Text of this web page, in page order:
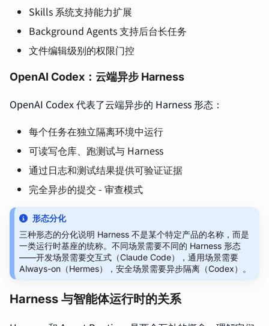
Skills 系统支持能力扩展
Background Agents 支持后台长任务
文件编辑级别的权限门控
OpenAI Codex：云端异步 Harness
OpenAI Codex 代表了云端异步的 Harness 形态：
每个任务在独立隔离环境中运行
可读写仓库、跑测试与 Harness
通过日志和测试结果提供可验证证据
完全异步的提交 - 审查模式
形态分化
三种形态的分化说明 Harness 不是某个特定产品的名称，而是
一类运行时基座的统称。不同场景需要不同的 Harness 形态
——开发场景需要交互式（Claude Code），通用场景需要
Always-on（Hermes），安全场景需要异步隔离（Codex）。
Harness 与智能体运行时的关系